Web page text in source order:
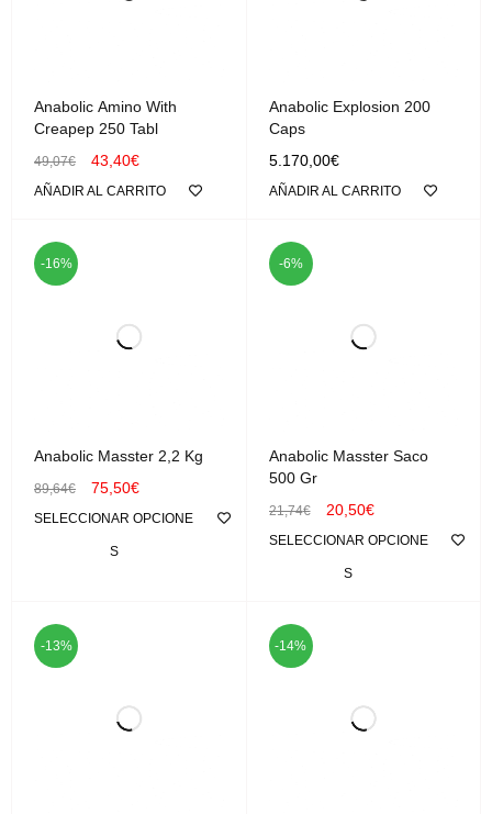
Anabolic Amino With
Creapep 250 Tabl
49,07€ 43,40€
AÑADIR AL CARRITO
Anabolic Explosion 200
Caps
5.170,00€
AÑADIR AL CARRITO
-16%
Anabolic Masster 2,2 Kg
89,64€ 75,50€
SELECCIONAR OPCIONE
S
-6%
Anabolic Masster Saco
500 Gr
21,74€ 20,50€
SELECCIONAR OPCIONE
S
-13% -14%